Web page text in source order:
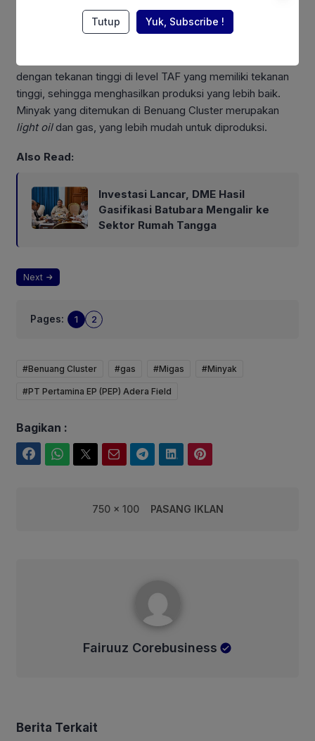
reservoir
dengan tekanan tinggi di level TAF yang memiliki tekanan
tinggi, sehingga menghasilkan produksi yang lebih baik.
Minyak yang ditemukan di Benuang Cluster merupakan
light oildan gas, yang lebih mudah untuk diproduksi.
Also Read:
Investasi Lancar, DME Hasil
Gasifikasi Batubara Mengalir ke
Sektor Rumah Tangga
Next
Pages: 1 2
#Benuang Cluster #gas #Migas #Minyak
#PT Pertamina EP (PEP) Adera Field
Bagikan :
750 x 100 PASANG IKLAN
Fairuuz Corebusiness
Berita Terkait
Tutup Yuk, Subscribe !